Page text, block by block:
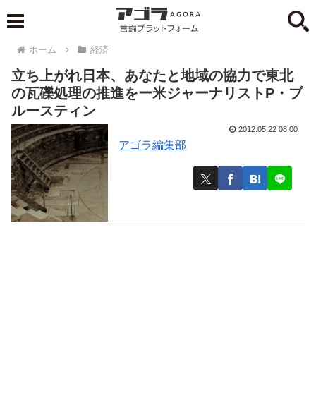
ホーム 経済
立ち上がれ日本、あなたと地域の協力で東北
の瓦礫処理の推進をー米ジャーナリストP・ブ
ルースティン
アゴラ編集部
2012.05.22 08:00